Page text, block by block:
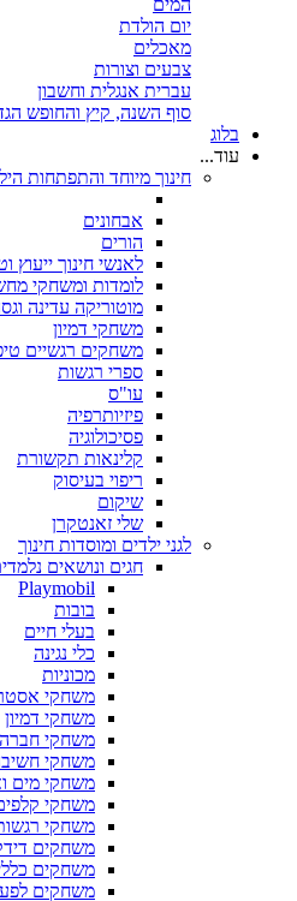
המים
יום הולדת
מאכלים
צבעים וצורות
עברית אנגלית וחשבון
סוף השנה, קיץ והחופש
בלוג
עוד...
חינוך מיוחד והתפתחות
אבחונים
הורים
לאנשי חינוך ייעוץ
לומדות ומשחקי
מוטוריקה עדינה
משחקי דמיון
משחקים רגשיים
ספרי רגשות
עו"ס
פיזיותרפיה
פסיכולוגיה
קלינאות תקשורת
ריפוי בעיסוק
שיקום
שלי זאנטקרן
לגני ילדים ומוסדות חינוך
חגים ונושאים
Playmobil
בובות
בעלי חיים
כלי נגינה
מכוניות
משחקי
משחקי דמיון
משחקי חברה
משחקי
משחקי מים
משחקי
משחקי
משחקים
משחקים
משחקים